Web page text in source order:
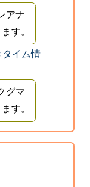
アナ
す。
タイム情
グマ
す。